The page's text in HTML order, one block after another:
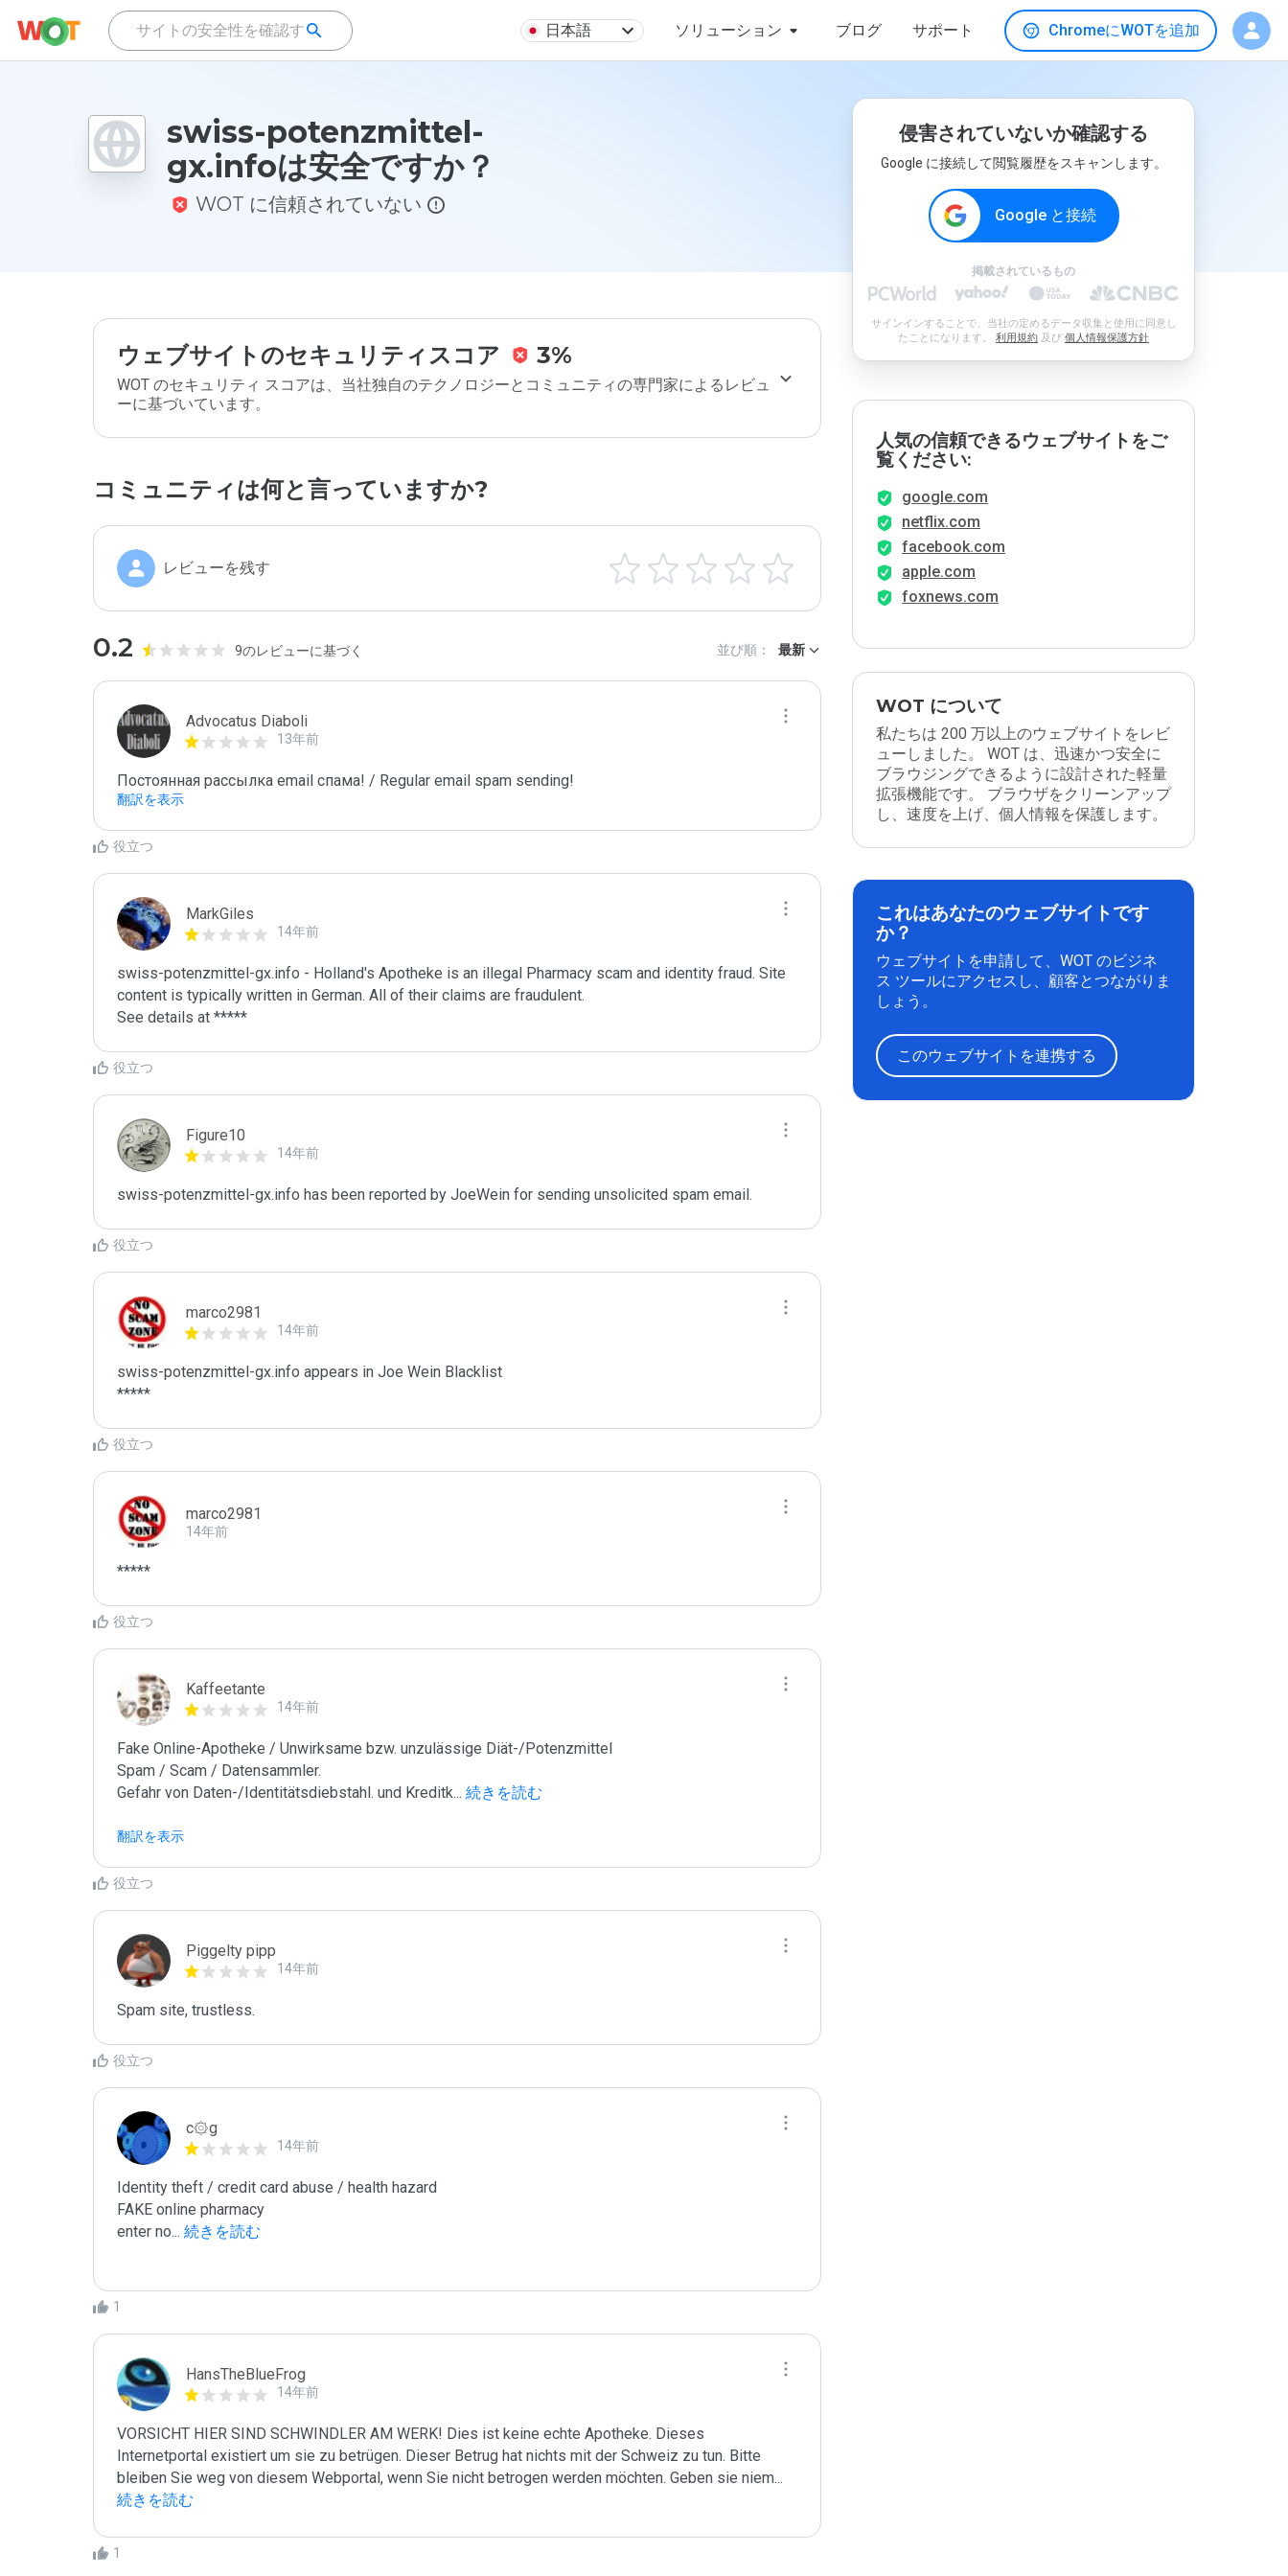
日本語 ソリューション ブログ サポート ChromeにWOTを追加
swiss-potenzmittel-
gx.infoは安全ですか？
WOT に信頼されていない
ウェブサイトのセキュリティスコア 3%
WOT のセキュリティ スコアは、当社独自のテクノロジーとコミュニティの専門家によるレビュ
ーに基づいています。
コミュニティは何と言っていますか?
レビューを残す
0.2 9のレビューに基づく 並び順： 最新
Advocatus Diaboli
13年前
Постоянная рассылка email спама! / Regular email spam sending!
翻訳を表示
役立つ
MarkGiles
14年前
swiss-potenzmittel-gx.info - Holland's Apotheke is an illegal Pharmacy scam and identity fraud. Site
content is typically written in German. All of their claims are fraudulent.
See details at *****
役立つ
Figure10
14年前
swiss-potenzmittel-gx.info has been reported by JoeWein for sending unsolicited spam email.
役立つ
marco2981
14年前
swiss-potenzmittel-gx.info appears in Joe Wein Blacklist
*****
役立つ
marco2981
14年前
*****
役立つ
Kaffeetante
14年前
Fake Online-Apotheke / Unwirksame bzw. unzulässige Diät-/Potenzmittel
Spam / Scam / Datensammler.
Gefahr von Daten-/Identitätsdiebstahl. und Kreditk... 続きを読む
翻訳を表示
役立つ
Piggelty pipp
14年前
Spam site, trustless.
役立つ
c۞g
14年前
Identity theft / credit card abuse / health hazard
FAKE online pharmacy
enter no... 続きを読む
1
HansTheBlueFrog
14年前
VORSICHT HIER SIND SCHWINDLER AM WERK! Dies ist keine echte Apotheke. Dieses
Internetportal existiert um sie zu betrügen. Dieser Betrug hat nichts mit der Schweiz zu tun. Bitte
bleiben Sie weg von diesem Webportal, wenn Sie nicht betrogen werden möchten. Geben sie niem...
続きを読む
1
侵害されていないか確認する
Google に接続して閲覧履歴をスキャンします。
Google と接続
掲載されているもの
サインインすることで、当社の定めるデータ収集と使用に同意し
たことになります。 利用規約 及び 個人情報保護方針
人気の信頼できるウェブサイトをご
覧ください:
google.com
netflix.com
facebook.com
apple.com
foxnews.com
WOT について
私たちは 200 万以上のウェブサイトをレビ
ューしました。 WOT は、迅速かつ安全に
ブラウジングできるように設計された軽量
拡張機能です。 ブラウザをクリーンアップ
し、速度を上げ、個人情報を保護します。
これはあなたのウェブサイトです
か？
ウェブサイトを申請して、WOT のビジネ
ス ツールにアクセスし、顧客とつながりま
しょう。
このウェブサイトを連携する